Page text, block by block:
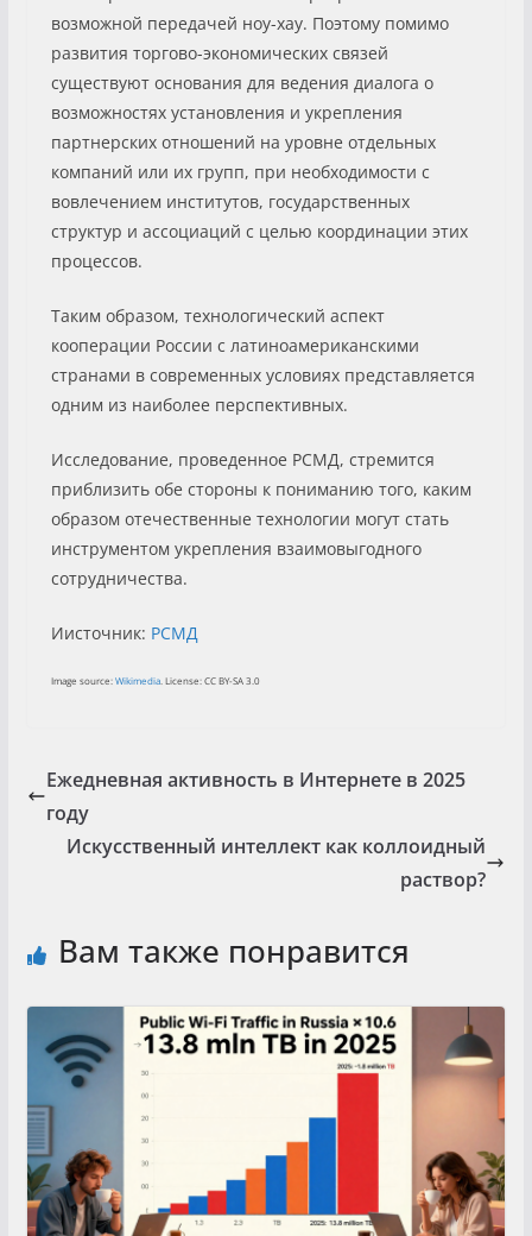
возможной передачей ноу-хау. Поэтому помимо
развития торгово-экономических связей
существуют основания для ведения диалога о
возможностях установления и укрепления
партнерских отношений на уровне отдельных
компаний или их групп, при необходимости с
вовлечением институтов, государственных
структур и ассоциаций с целью координации этих
процессов.
Таким образом, технологический аспект
кооперации России с латиноамериканскими
странами в современных условиях представляется
одним из наиболее перспективных.
Исследование, проведенное РСМД, стремится
приблизить обе стороны к пониманию того, каким
образом отечественные технологии могут стать
инструментом укрепления взаимовыгодного
сотрудничества.
Иисточник: РСМД
Image source:Wikimedia. License: CC BY-SA 3.0
Ежедневная активность в Интернете в 2025
году
Искусственный интеллект как коллоидный
раствор?
Вам также понравится